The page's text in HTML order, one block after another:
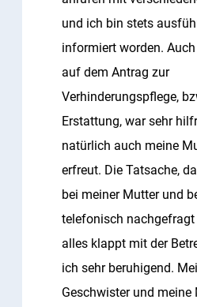
und ich bin stets
informiert worden.
auf dem Antrag zur
Verhinderungspflege,
Erstattung, war sehr
natürlich auch meine
erfreut. Die Tatsache,
bei meiner Mutter und
telefonisch nachgefragt
alles klappt mit der
ich sehr beruhigend.
Geschwister und meine